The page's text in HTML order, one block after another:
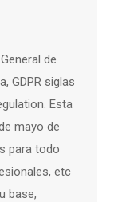
de
GDPR siglas
Esta
mayo de
para todo
etc
base,